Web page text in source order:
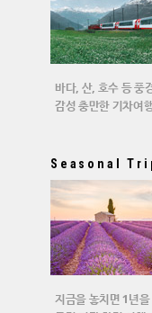
바다, 산, 호수 등 풍
감성 충만한 기차여
Seasonal
지금을 놓치면 1년